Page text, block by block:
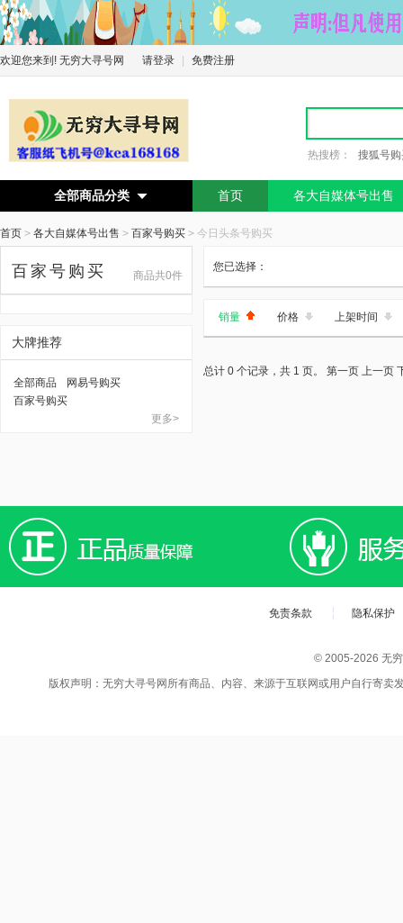
欢迎您来到! 无穷大寻号网 请登录 免费注册
热搜榜： 搜狐号
全部商品分类  首页 各大自媒体号出售
首页 > 各大自媒体号出售 > 百家号购买 > 今日头条号购买
百家号购买 商品共0件
大牌推荐
全部商品
网易号购买
百家号购买
更多>
您已选择：
销量 价格 上架时间
总计 0 个记录，共 1 页。 第一页 上一页
免责条款 隐私保护
© 2005-2026 无
版权声明：无穷大寻号网所有商品、内容、来源于互联网或用户自行寄卖